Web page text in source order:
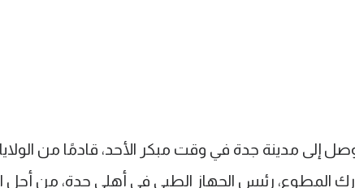
إلى مدينة جدة في وقت مبكر الأحد، قادمًا من
المطوع، رئيس الجهاز الطبي في أهلي جدة، من أجل